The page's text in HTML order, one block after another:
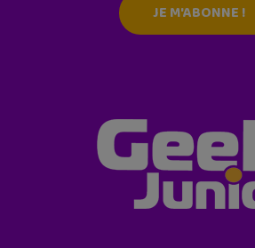
JE M'ABONNE !